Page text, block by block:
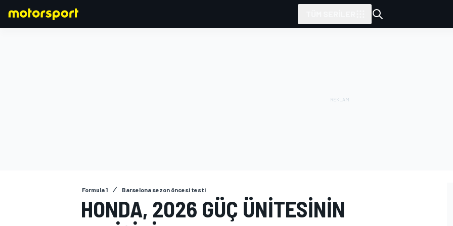
Formula 1 Barselona sezon öncesi testi
HONDA, 2026 GÜÇ ÜNITESININ